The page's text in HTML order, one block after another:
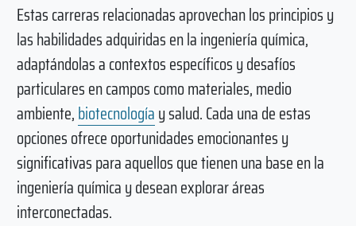
Estas carreras relacionadas aprovechan los principios y
las habilidades adquiridas en la ingeniería química,
adaptándolas a contextos específicos y desafíos
particulares en campos como materiales, medio
ambiente,biotecnologíay salud. Cada una de estas
opciones ofrece oportunidades emocionantes y
significativas para aquellos que tienen una base en la
ingeniería química y desean explorar áreas
interconectadas.